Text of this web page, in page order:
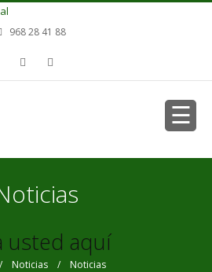
968 28 41 88
usted aquí
Noticias / Noticias